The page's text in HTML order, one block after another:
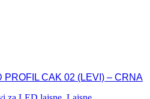
PROFIL CAK 02 (LEVI) – CRNA